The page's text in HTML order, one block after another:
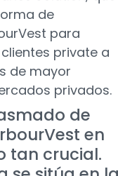
de
para
private a
de mayor
privados.
de
en
tan crucial.